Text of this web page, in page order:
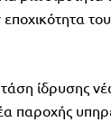
ίδρυσης
παροχής